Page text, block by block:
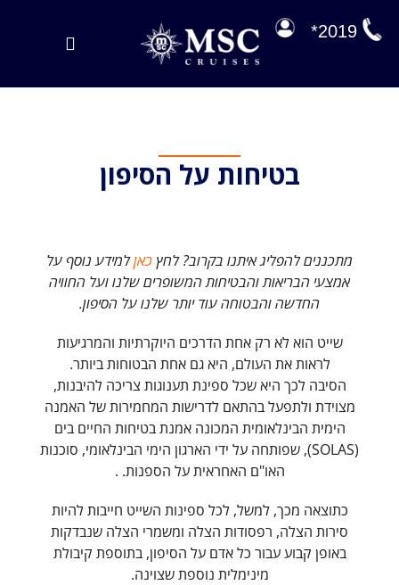
לתוכן
Toggle
EXPLORA JOURNEYS
2019*
בטיחות על הסיפון
מתכננים להפליג איתנו בקרוב? לחץ כאןלמידע נוסף על
אמצעי הבריאות והבטיחות המשופרים שלנו ועל החוויה
החדשה והבטוחה עוד יותר שלנו על הסיפון.
שייט הוא לא רק אחת הדרכים היוקרתיות והמרגיעות
לראות את העולם, היא גם אחת הבטוחות ביותר.
הסיבה לכך היא שכל ספינת תענוגות צריכה להיבנות,
מצוידת ולתפעל בהתאם לדרישות המחמירות של האמנה
הימית הבינלאומית המכונה אמנת בטיחות החיים בים
(SOLAS), שפותחה על ידי הארגון הימי הבינלאומי, סוכנות
האו"ם האחראית על הספנות. .
כתוצאה מכך, למשל, לכל ספינות השייט חייבות להיות
סירות הצלה, רפסודות הצלה ומשמרי הצלה שנבדקות
באופן קבוע עבור כל אדם על הסיפון, בתוספת קיבולת
מינימלית נוספת שצוינה.